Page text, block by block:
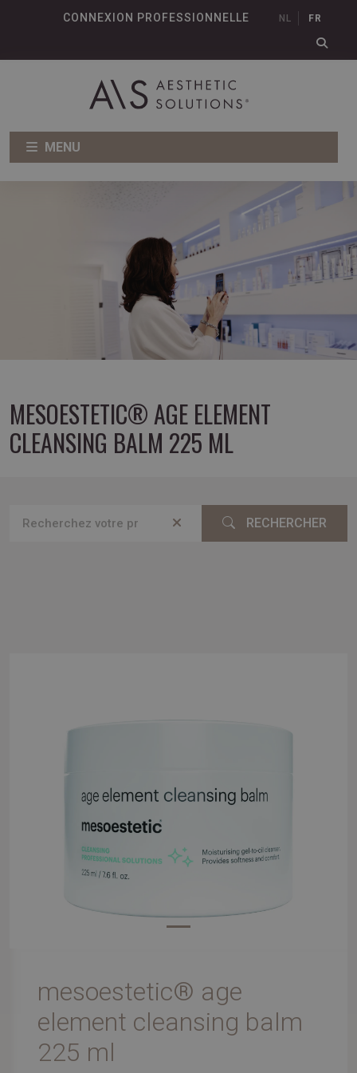
CONNEXION PROFESSIONNELLE NL FR
MENU
MESOESTETIC® AGE ELEMENT
CLEANSING BALM 225 ML
RECHERCHER
mesoestetic® age
element cleansing balm
225 ml